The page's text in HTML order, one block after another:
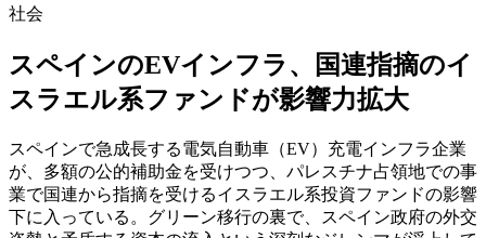
社会
スペインのEVインフラ、国連指摘のイ
スラエル系ファンドが影響力拡大
スペインで急成長する電気自動車（EV）充電インフラ企業
が、多額の公的補助金を受けつつ、パレスチナ占領地での事
業で国連から指摘を受けるイスラエル系投資ファンドの影響
下に入っている。グリーン移行の裏で、スペイン政府の外交